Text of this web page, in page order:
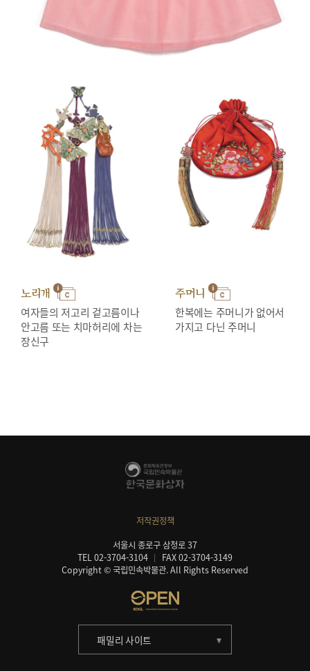
노리개
여자들의 저고리 겉고름이나
안고름 또는 치마허리에 차는
장신구
주머니
한복에는 주머니가 없어서
가지고 다닌 주머니
저작권정책
서울시 종로구 삼청로 37
TEL 02-3704-3104
FAX 02-3704-3149
Copyright © 국립민속박물관. All Rights Reserved
패밀리 사이트